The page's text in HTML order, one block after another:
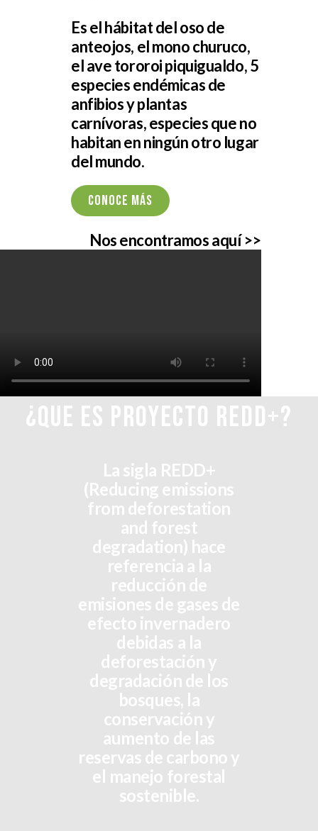
Es el hábitat del oso de
anteojos, el mono churuco,
el ave tororoi piquigualdo, 5
especies endémicas de
anfibios y plantas
carnívoras, especies que no
habitan en ningún otro lugar
del mundo.
Conoce más
Nos encontramos aquí >>
¿QUE ES PROYECTO REDD+?
La sigla REDD+
(Reducing emissions
from deforestation
and forest
degradation) hace
referencia a la
reducción de
emisiones de gases de
efecto invernadero
debidas a la
deforestación y
degradación de los
bosques, la
conservación y
aumento de las
reservas de carbono y
el manejo forestal
sostenible.